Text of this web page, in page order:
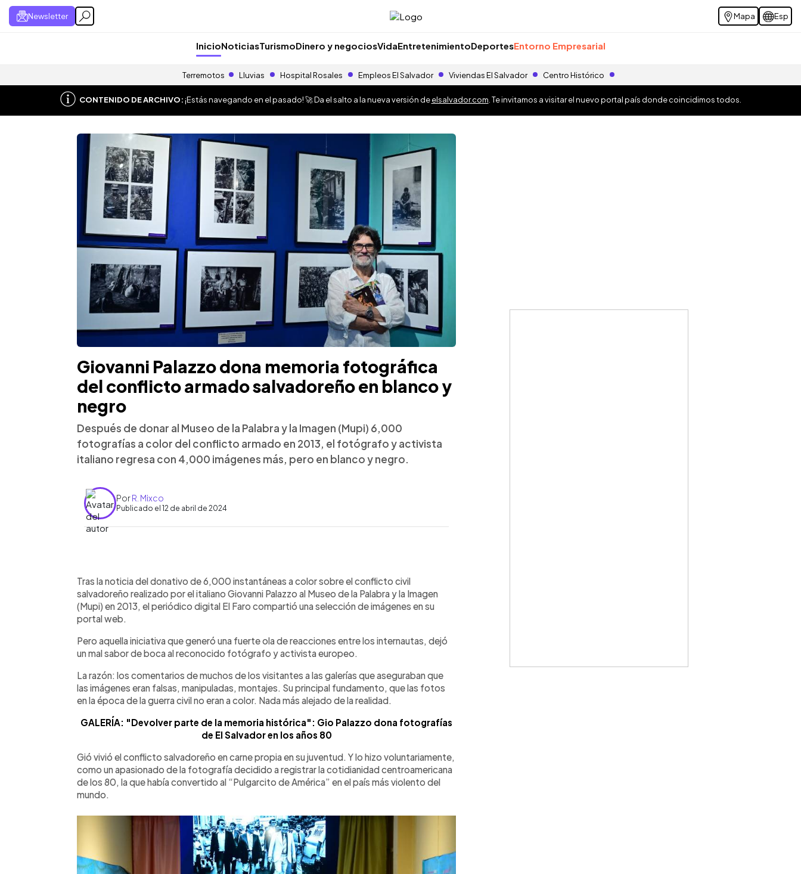
Newsletter Mapa Esp
InicioNoticiasTurismoDinero y negociosVidaEntretenimientoDeportesEntorno Empresarial
Terremotos Lluvias Hospital Rosales Empleos El Salvador Viviendas El Salvador Centro Histórico
CONTENIDO DE ARCHIVO:¡Estás navegando en el pasado! 🚀 Da el salto a la nueva versión deelsalvador.com . Te invitamos a visitar el nuevo portal país donde coincidimos todos.
Giovanni Palazzo dona memoria fotográfica
del conflicto armado salvadoreño en blanco y
negro
Después de donar al Museo de la Palabra y la Imagen (Mupi) 6,000
fotografías a color del conflicto armado en 2013, el fotógrafo y activista
italiano regresa con 4,000 imágenes más, pero en blanco y negro.
PorR. Mixco
Publicado el 12 de abril de 2024
► Escuchar artículo
Tras la noticia del donativo de 6,000 instantáneas a color sobre el conflicto civil
salvadoreño realizado por el italiano Giovanni Palazzo al Museo de la Palabra y la Imagen
(Mupi) en 2013, el periódico digital El Faro compartió una selección de imágenes en su
portal web.
Pero aquella iniciativa que generó una fuerte ola de reacciones entre los internautas, dejó
un mal sabor de boca al reconocido fotógrafo y activista europeo.
La razón: los comentarios de muchos de los visitantes a las galerías que aseguraban que
las imágenes eran falsas, manipuladas, montajes. Su principal fundamento, que las fotos
en la época de la guerra civil no eran a color. Nada más alejado de la realidad.
GALERÍA: "Devolver parte de la memoria histórica": Gio Palazzo dona fotografías
de El Salvador en los años 80
Gió vivió el conflicto salvadoreño en carne propia en su juventud. Y lo hizo voluntariamente,
como un apasionado de la fotografía decidido a registrar la cotidianidad centroamericana
de los 80, la que había convertido al “Pulgarcito de América” en el país más violento del
mundo.